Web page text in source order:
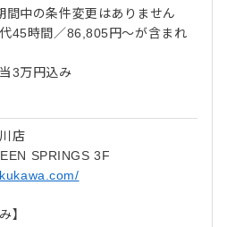
中の条件変更はありません
45時間／86,805円～が含まれ
3万円込み
店
SPRINGS 3F
】